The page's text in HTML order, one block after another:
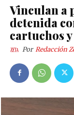
Vinculan a
detenida
cartuchos
Por Redacción